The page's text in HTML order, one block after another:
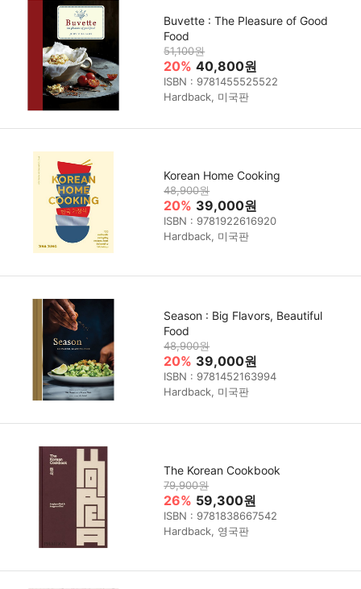
Buvette : The Pleasure of Good
Food
51,100원
20% 40,800원
ISBN : 9781455525522
Hardback, 미국판
Korean Home Cooking
48,900원
20% 39,000원
ISBN : 9781922616920
Hardback, 미국판
Season : Big Flavors, Beautiful
Food
48,900원
20% 39,000원
ISBN : 9781452163994
Hardback, 미국판
The Korean Cookbook
79,900원
26% 59,300원
ISBN : 9781838667542
Hardback, 영국판